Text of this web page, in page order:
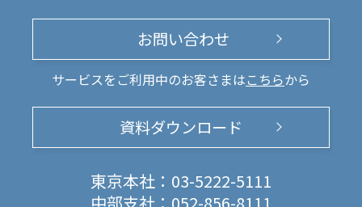
お問い合わせ
サービスをご利用中のお客さまはこちらから
資料ダウンロード
東京本社： 03-5222-5111